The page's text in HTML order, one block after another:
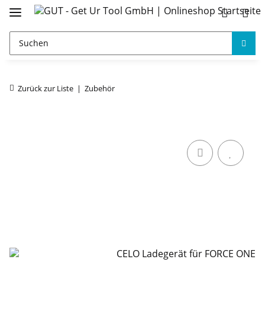
Zurück zur Liste Zubehör